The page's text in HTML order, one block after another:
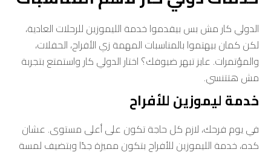
الدولي كار مش بس بيقدموا خدمة الليموزين للرحلات العادية،
لكن كمان بيهتموا بالمناسبات المهمة زي الأفراح، الحفلات،
والمؤتمرات. عايز تبهر ضيوفك؟ اختار الدولي كار واستمتع بتجربة
مش هتتنسي.
خدمة ليموزين للأفراح
في يوم فرحك، لازم كل حاجة تكون على أعلى مستوى. عشان
كده، خدمة الليموزين للأفراح بتكون مميزة جدًا وبتضيف لمسة